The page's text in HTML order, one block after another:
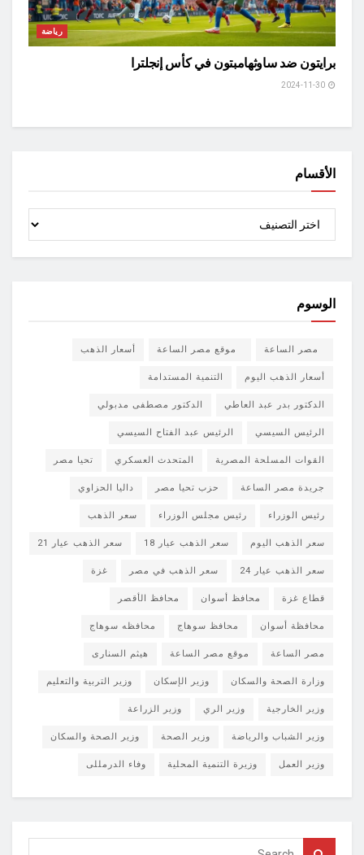
رياضة
برايتون ضد ساوثهامبتون في كأس إنجلترا
الأقسام
الأقسام
الوسوم
مصر الساعة موقع مصر الساعة أسعار الذهب
أسعار الذهب اليوم التنمية المستدامة
الدكتور بدر عبد العاطي الدكتور مصطفى مدبولي
الرئيس السيسي الرئيس عبد الفتاح السيسي
القوات المسلحة المصرية المتحدث العسكري تحيا مصر
جريدة مصر الساعة حزب تحيا مصر داليا الحزاوي
رئيس الوزراء رئيس مجلس الوزراء سعر الذهب
سعر الذهب اليوم سعر الذهب عيار 18 سعر الذهب عيار 21
سعر الذهب عيار 24 سعر الذهب في مصر غزة
قطاع غزة محافظ أسوان محافظ الأقصر
محافظة أسوان محافظ سوهاج محافظه سوهاج
مصر الساعة موقع مصر الساعة هيثم السنارى
وزارة الصحة والسكان وزير الإسكان وزير التربية والتعليم
وزير الخارجية وزير الري وزير الزراعة
وزير الشباب والرياضة وزير الصحة وزير الصحة والسكان
وزير العمل وزيرة التنمية المحلية وفاء الدرمللى